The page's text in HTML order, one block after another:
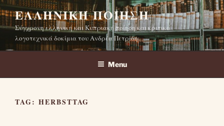
Skip
to
content
ΕΛΛΗΝΙΚΉ ΠΟΊΗΣΗ
Σύγχρονη ελληνική και Κυπριακή ποίηση και κριτικά
λογοτεχνικά δοκίμια του Ανδρέα Πετρίδη
Menu
TAG: HERBSTTAG